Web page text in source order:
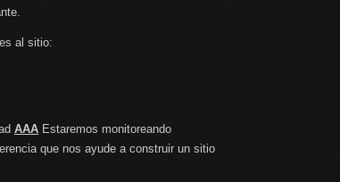
al sitio:
AAA Estaremos monitoreando
que nos ayude a construir un sitio